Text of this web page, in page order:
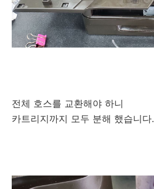
전체 호스를 교환해야 하니
카트리지까지 모두 분해 했습니다.